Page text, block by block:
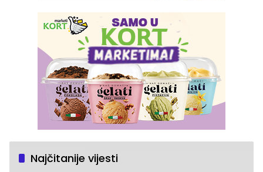
Najčitanije vijesti